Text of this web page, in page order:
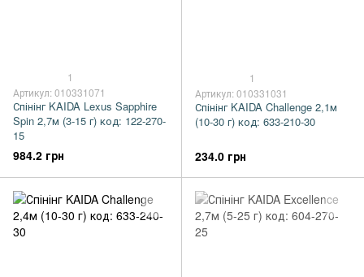
1
Артикул: 010331071
Спінінг KAIDA Lexus Sapphire
Spin 2,7м (3-15 г) код: 122-270-
15
984.2 грн
1
Артикул: 010331031
Спінінг KAIDA Challenge 2,1м
(10-30 г) код: 633-210-30
234.0 грн